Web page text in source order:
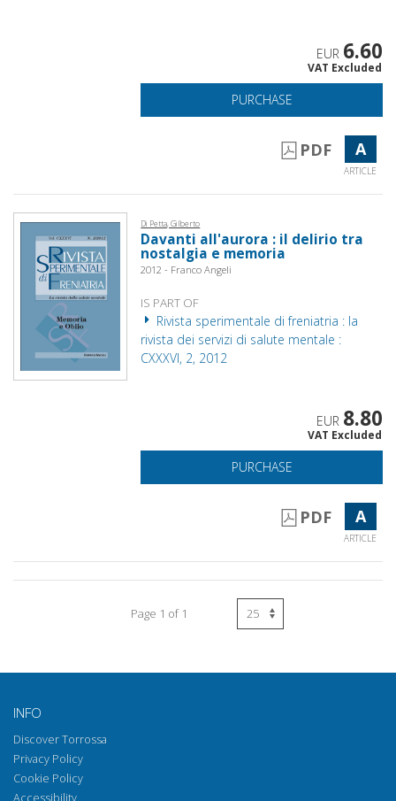
EUR 6.60
VAT Excluded
PURCHASE
PDF A
ARTICLE
Di Petta, Gilberto
Davanti all'aurora : il delirio tra
nostalgia e memoria
2012 - Franco Angeli
IS PART OF
Rivista sperimentale di freniatria : la
rivista dei servizi di salute mentale :
CXXXVI, 2, 2012
EUR 8.80
VAT Excluded
PURCHASE
PDF A
ARTICLE
Page 1 of 1
INFO
Discover Torrossa
Privacy Policy
Cookie Policy
Accessibility